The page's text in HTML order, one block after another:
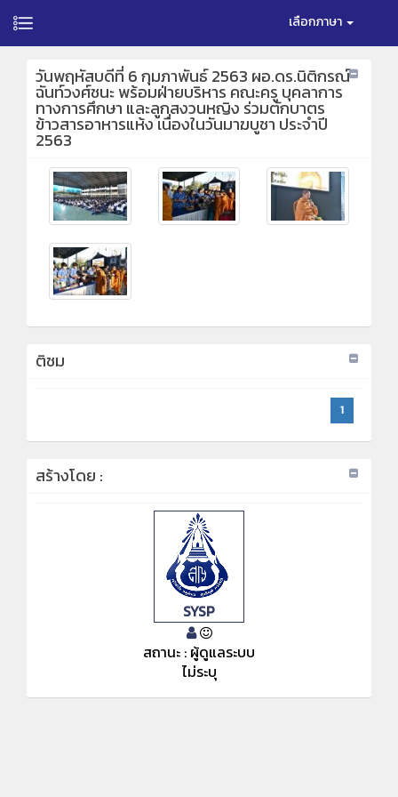
เลือกภาษา
วันพฤหัสบดีที่ 6 กุมภาพันธ์ 2563 ผอ.ดร.นิติกรณ์
ฉันท์วงศ์ชนะ พร้อมฝ่ายบริหาร คณะครู บุคลาการ
ทางการศึกษา และลูกสงวนหญิง ร่วมตักบาตร
ข้าวสารอาหารแห้ง เนื่องในวันมาฆบูชา ประจำปี
2563
ติชม
1
สร้างโดย :
SYSP
สถานะ : ผู้ดูแลระบบ
ไม่ระบุ